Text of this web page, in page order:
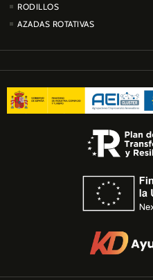
RODILLOS
AZADAS ROTATIVAS